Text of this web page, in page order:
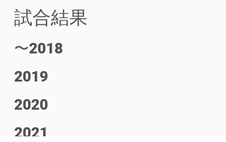
試合結果
〜2018
2019
2020
2021